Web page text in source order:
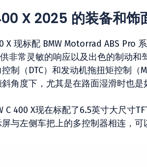
X 2025 的装备和饰
X 现标配 BMW Motorrad ABS Pro
非常灵敏的响应以及出色的制动
制（DTC）和发动机拖扭矩控制（
角度下，尤其是在路面湿滑时也是
C 400 X现在标配了6.5英寸大尺寸
与左侧车把上的多控制器相连，